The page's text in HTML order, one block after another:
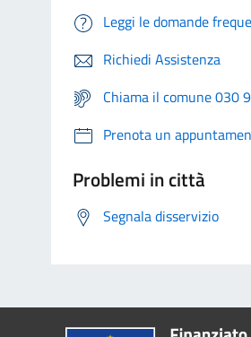
Leggi le domande
Richiedi Assistenza
Chiama il comune 030
Prenota un
Problemi in città
Segnala disservizio